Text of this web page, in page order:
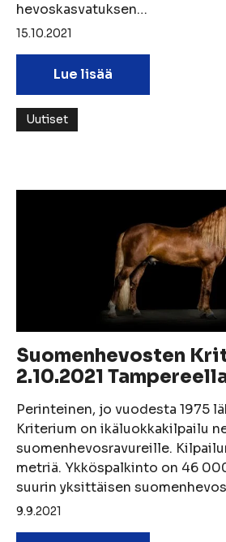
hevoskasvatuksen…
15.10.2021
Lue lisää
Uutiset
Suomenhevosten
2.10.2021
Perinteinen, jo vuodesta 1975
Kriterium on ikäluokkakilpailu
suomenhevosravureille.
metriä. Ykköspalkinto on 46
suurin yksittäisen
9.9.2021